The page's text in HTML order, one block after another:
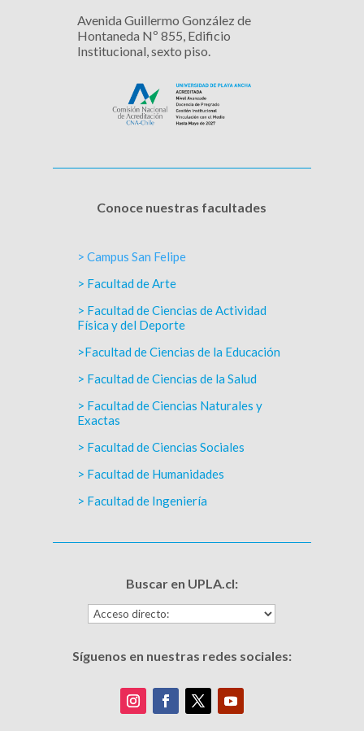
Avenida Guillermo González de
Hontaneda Nº 855, Edificio
Institucional, sexto piso.
Conoce nuestras facultades
> Campus San Felipe
> Facultad de Arte
> Facultad de Ciencias de Actividad
Física y del Deporte
>Facultad de Ciencias de la Educación
> Facultad de Ciencias de la Salud
> Facultad de Ciencias Naturales y
Exactas
> Facultad de Ciencias Sociales
> Facultad de Humanidades
> Facultad de Ingeniería
Buscar en UPLA.cl:
Síguenos en nuestras redes sociales: